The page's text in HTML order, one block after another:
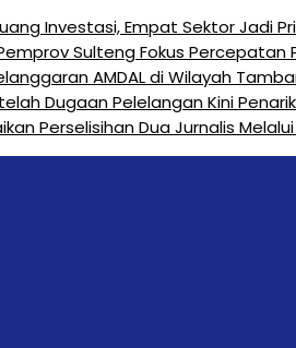
Investasi, Empat Sektor Jadi
Sulteng Fokus Percepatan
AMDAL di Wilayah
Dugaan Pelelangan Kini
Perselisihan Dua Jurnalis